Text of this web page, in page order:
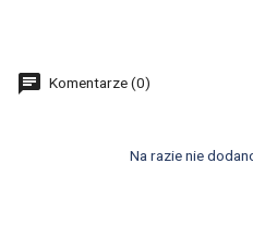
Komentarze (0)
Na razie nie